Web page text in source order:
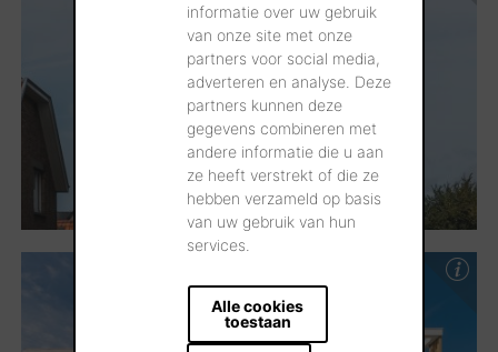
informatie over uw gebruik
van onze site met onze
partners voor social media,
adverteren en analyse. Deze
partners kunnen deze
gegevens combineren met
andere informatie die u aan
ze heeft verstrekt of die ze
hebben verzameld op basis
van uw gebruik van hun
services.
Alle cookies
toestaan